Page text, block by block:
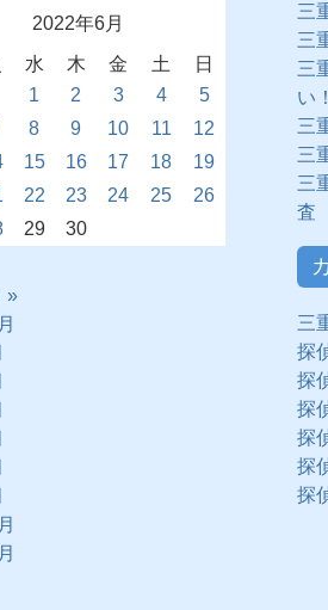
2022年6月
水 木 金 土
日
1
2 3 4
5
8 9 10 11
12
15 16 17 18
19
22 23 24 25
26
29 30
»
三
三
三
い！
三
三
三
査
三
探
探
探
探
探
探